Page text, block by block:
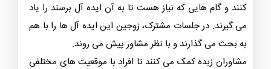
کنند و گام هایی که نیاز هست تا به آن ایده آل برسند را یاد
می گیرند. در جلسات مشترک، زوجین این ایده آل ها را با هم
به بحث می گذارند و با نظر مشاور پیش می روند.
مشاوران زبده کمک می کنند تا افراد با موقعیت های مختلفی